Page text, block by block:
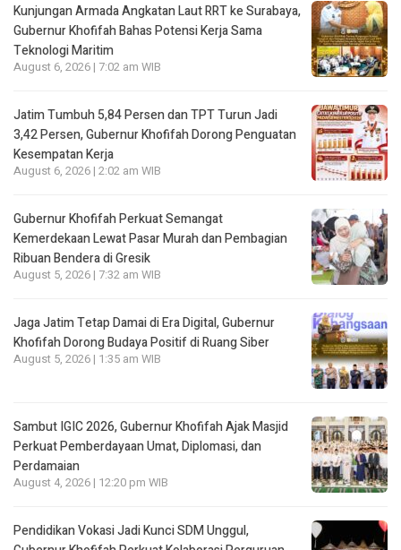
Kunjungan Armada Angkatan Laut RRT ke Surabaya,
Gubernur Khofifah Bahas Potensi Kerja Sama
Teknologi Maritim
August 6, 2026 | 7:02 am WIB
Jatim Tumbuh 5,84 Persen dan TPT Turun Jadi
3,42 Persen, Gubernur Khofifah Dorong Penguatan
Kesempatan Kerja
August 6, 2026 | 2:02 am WIB
Gubernur Khofifah Perkuat Semangat
Kemerdekaan Lewat Pasar Murah dan Pembagian
Ribuan Bendera di Gresik
August 5, 2026 | 7:32 am WIB
Jaga Jatim Tetap Damai di Era Digital, Gubernur
Khofifah Dorong Budaya Positif di Ruang Siber
August 5, 2026 | 1:35 am WIB
Sambut IGIC 2026, Gubernur Khofifah Ajak Masjid
Perkuat Pemberdayaan Umat, Diplomasi, dan
Perdamaian
August 4, 2026 | 12:20 pm WIB
Pendidikan Vokasi Jadi Kunci SDM Unggul,